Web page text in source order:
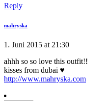
Reply
mahryska
1. Juni 2015 at 21:30
ahhh so so love this outfit!!
kisses from dubai ♥
http://www.mahryska.com